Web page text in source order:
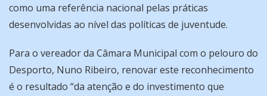
como uma referência nacional pelas práticas
desenvolvidas ao nível das políticas de juventude.
Para o vereador da Câmara Municipal com o pelouro do
Desporto, Nuno Ribeiro, renovar este reconhecimento
é o resultado “da atenção e do investimento que